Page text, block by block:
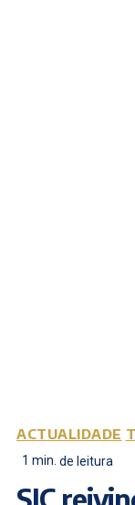
ACTUALIDADE
1 min. de leitura